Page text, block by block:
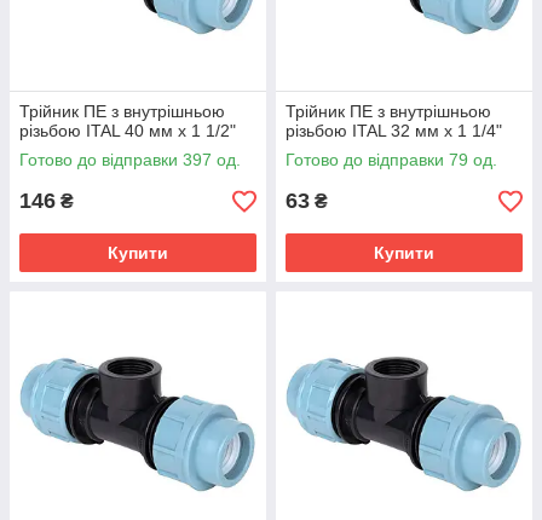
Трійник ПЕ з внутрішньою
різьбою ITAL 40 мм х 1 1/2"
Готово до відправки 397 од.
146 ₴
Купити
Трійник ПЕ з внутрішньою
різьбою ITAL 32 мм х 1 1/4"
Готово до відправки 79 од.
63 ₴
Купити